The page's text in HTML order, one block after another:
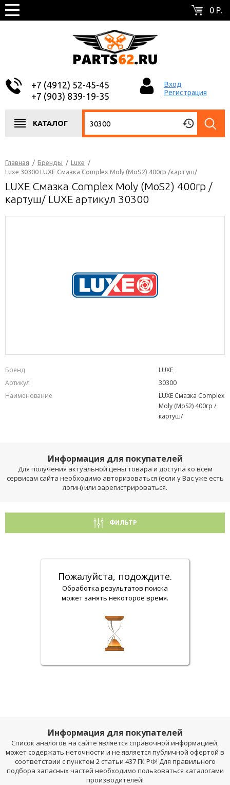
0 Р.
+7 (4912) 52-45-45
+7 (903) 839-19-35
Вход
Регистрация
КАТАЛОГ
Главная / Бренды / Luxe /
Luxe 30300 LUXE Смазка Complex Moly (MoS2) 400гр /картуш/
LUXE Смазка Complex Moly (MoS2) 400гр /
картуш/ LUXE артикул 30300
Бренд
LUXE
Артикул
30300
Наименование
LUXE Смазка Complex
Moly (MoS2) 400гр /
картуш/
Информация для покупателей
Для получения актуальной цены товара и доступа ко всем
сервисам сайта необходимо авторизоваться (если у Вас уже есть
логин) или зарегистрироваться.
ФИЛЬТР
Пожалуйста, подождите.
Обработка результатов поиска
может занять некоторое время.
Информация для покупателей
Список аналогов на сайте является справочной информацией,
может содержать неточности и не является публичной офертой в
соответствии с пунктом 2 статьи 437 ГК РФ! Для правильного
подбора запасных частей необходимо пользоваться каталогами
производителей!